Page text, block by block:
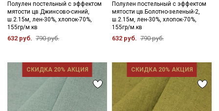
Полулен постельный с эффектом
мятости цв.Джинсово-синий,
ш.2.15м, лен-30%, хлопок-70%,
155гр/м.кв
632 руб. 790 руб.
Полулен постельный с эффектом
мятости цв.Болотно-зеленый-2,
ш.2.15м, лен-30%, хлопок-70%,
155гр/м.кв
632 руб. 790 руб.
СКИДКА 20% АКЦИЯ СКИДКА 20% АКЦИЯ